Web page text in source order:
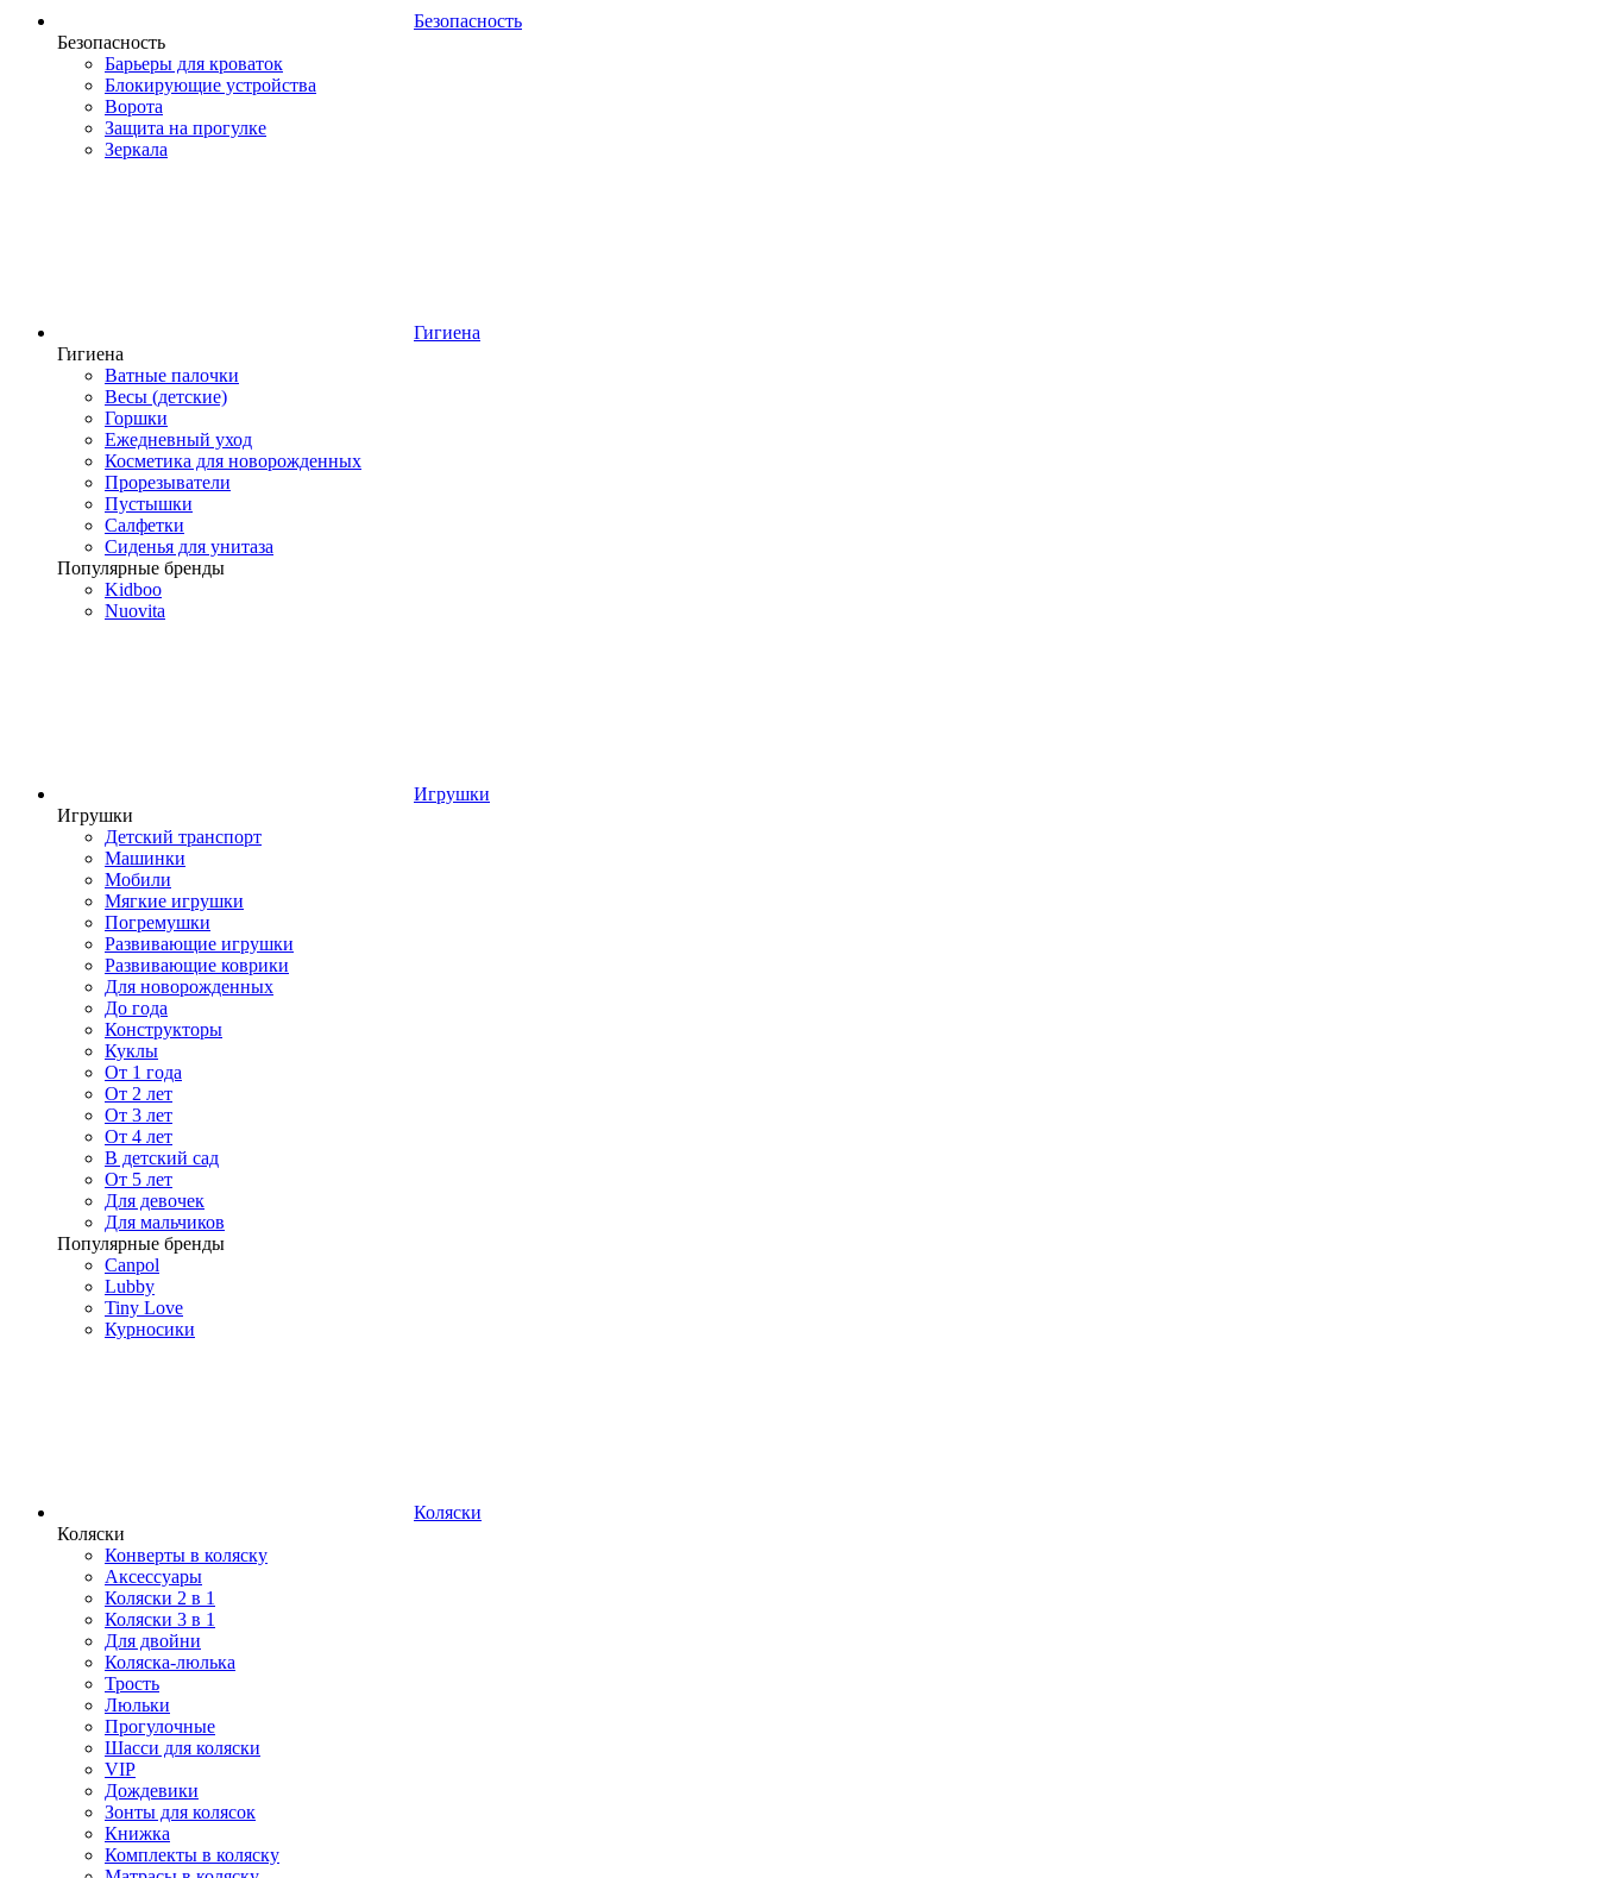
Безопасность
Безопасность
Барьеры для кроваток
Блокирующие устройства
Ворота
Защита на прогулке
Зеркала
Гигиена
Гигиена
Ватные палочки
Весы (детские)
Горшки
Ежедневный уход
Косметика для новорожденных
Прорезыватели
Пустышки
Салфетки
Сиденья для унитаза
Популярные бренды
Kidboo
Nuovita
Игрушки
Игрушки
Детский транспорт
Машинки
Мобили
Мягкие игрушки
Погремушки
Развивающие игрушки
Развивающие коврики
Для новорожденных
До года
Конструкторы
Куклы
От 1 года
От 2 лет
От 3 лет
От 4 лет
В детский сад
От 5 лет
Для девочек
Для мальчиков
Популярные бренды
Canpol
Lubby
Tiny Love
Курносики
Коляски
Коляски
Конверты в коляску
Аксессуары
Коляски 2 в 1
Коляски 3 в 1
Для двойни
Коляска-люлька
Трость
Люльки
Прогулочные
Шасси для коляски
VIP
Дождевики
Зонты для колясок
Книжка
Комплекты в коляску